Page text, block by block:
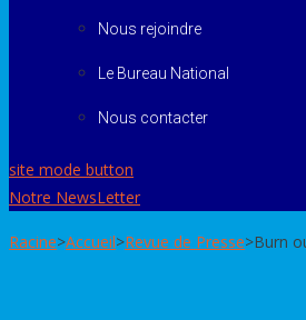
Nous rejoindre
Le Bureau National
Nous contacter
site mode button
Notre NewsLetter
Racine>Accueil>Revue de Presse>Burn